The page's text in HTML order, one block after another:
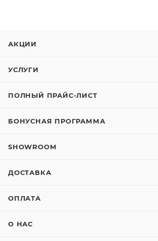
АКЦИИ
УСЛУГИ
ПОЛНЫЙ ПРАЙС-ЛИСТ
БОНУСНАЯ ПРОГРАММА
SHOWROOM
ДОСТАВКА
ОПЛАТА
О НАС